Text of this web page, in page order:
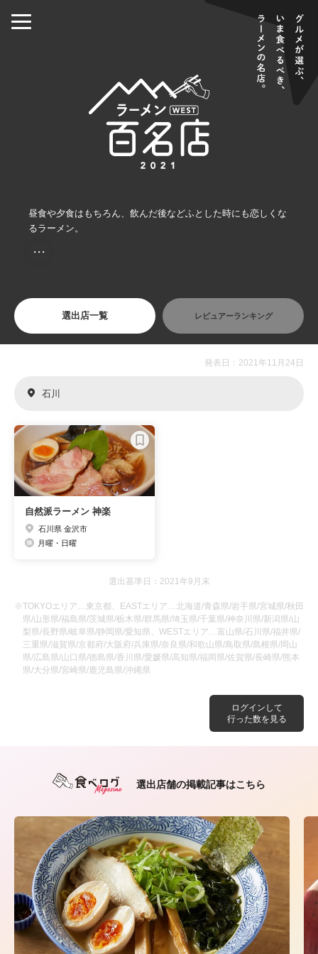
昼食や夕食はもちろん、飲んだ後などふとした時にも恋しくな
るラーメン。
・・・
選出店一覧 レビュアーランキング
ログインして
行った数を見る
発表日：2021年11月24日
石川
自然派ラーメン 神楽
石川県 金沢市
月曜・日曜
選出基準日：2021年9月末
※TOKYOエリア…東京都、EASTエリア…北海道/青森県/岩手県/宮城県/秋田
県/山形県/福島県/茨城県/栃木県/群馬県/埼玉県/千葉県/神奈川県/新潟県/山
梨県/長野県/岐阜県/静岡県/愛知県、WESTエリア…富山県/石川県/福井県/
三重県/滋賀県/京都府/大阪府/兵庫県/奈良県/和歌山県/鳥取県/島根県/岡山
県/広島県/山口県/徳島県/香川県/愛媛県/高知県/福岡県/佐賀県/長崎県/熊本
県/大分県/宮崎県/鹿児島県/沖縄県
選出店舗の掲載記事はこちら